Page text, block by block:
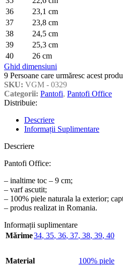
36
23,1 cm
37
23,8 cm
38
24,5 cm
39
25,3 cm
40
26 cm
Ghid dimensiuni
9 Persoane care urmăresc acest
SKU: VGM - 0329
Categorii: Pantofi, Pantofi Office
Distribuie:
Descriere
Informații Suplimentare
Descriere
Pantofi Office:
– inaltime toc – 9 cm;
– varf ascutit;
– 100% piele naturala la exterior;
– produs realizat in Romania.
Informații suplimentare
Mărime34, 35, 36, 37, 38, 39, 40
Material 100% piele